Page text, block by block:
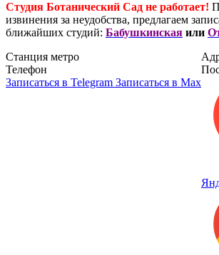
Студия Ботанический Сад не работает!
извинения за неудобства, предлагаем
ближайших студий: Бабушкинская или
Станция метро
Телефон
Записаться в Telegram Записаться в Max